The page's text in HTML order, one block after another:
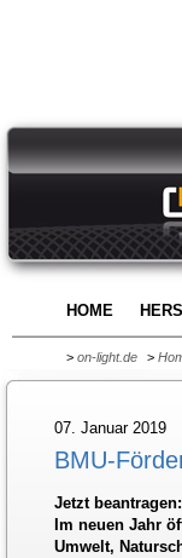
HOME
> on-light.de >
07. Januar 2019
BMU-
Jetzt
Im neuen Jahr
Umwelt,